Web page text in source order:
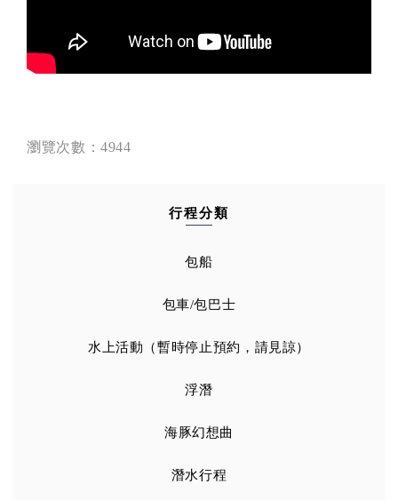
瀏覽次數：4944
行程分類
包船
包車/包巴士
水上活動（暫時停止預約，請見諒）
浮潛
海豚幻想曲
潛水行程